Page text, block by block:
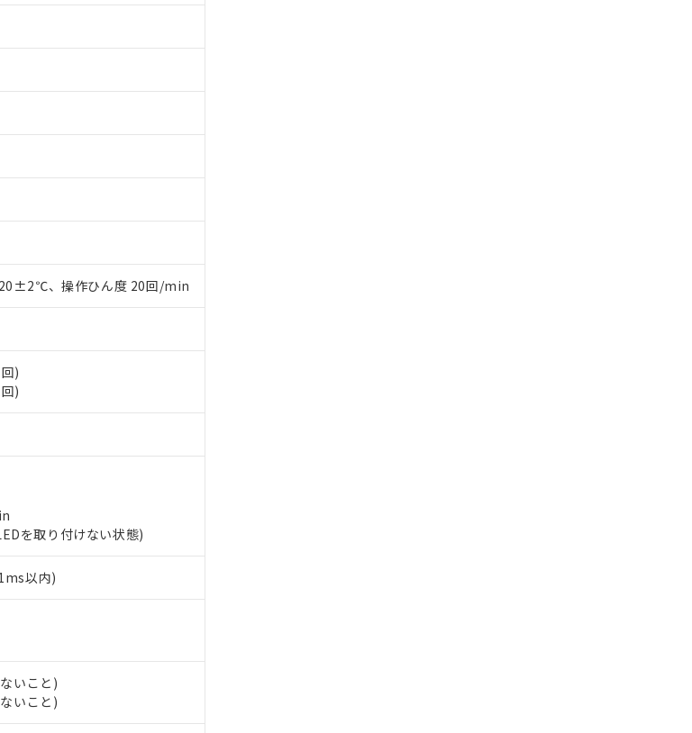
20±2℃、操作ひん度 20回/min
)
)
を取り付けない状態)
以内)
いこと)
いこと)
えご利用ください。
扱商品の当社在庫状況および標準価格(税抜)を提供させていただ
、本サービスの対象外となる商品もあることをご了承ください。
、記載している更新日時点での社内データに基づき作成されるも
の在庫および標準価格とは異なる場合があることをご了承くださ
客様のお取引先、またはお客様担当のオムロン制御機器販売店・
拠点は「販売ネットワーク
の事前の承諾なく第三者に漏洩または開示しないようお願いしま
ービス）をご利用いただくには、I-Webメンバーズにご登録され
ご登録された部品リストについて、当社および当社の共同利用者
お客様との取引・商談に必要な範囲で利用することをご了承くだ
報の共同利用に関して"
含有に対応した製品に切り替える予定のある商品です。
の非含有に非対応の商品で、対応品を出す予定はありません。
の非含有の対応状況を調査中または確認中の商品です。
害物質有無と関係のない商品です。
いたものが、含有品と判明した場合などやむを得ず変更すること
ドミウム(Cd) 100ppm以下、
(DIBP) 1000ppm以下
月が前後することがあります。
ことができます。
の基準値以下であることを示します。
の基準値を超えていることを示します。
い合わせください。
ミウム) : 100ppm、
ニル類) : 1000ppm、 PBDEs(ポリ臭化ジフェニルエーテル類) : 1000ppm、
ジイソブチル) : 1000ppm、 BBP(フタル酸ブチルベンジル) : 1000ppm、
準値以下であることを示します。
質が外部に漏えいし、環境に深刻な影響を及ぼさない年数を意
い合わせください。
国為替および外国貿易法に定める商品（以下｢規制貨物等」とい
場合は、日本国政府の輸出許可(または役務取引許可)を取得する
完全に破砕するなど、違法に輸出されないよう必要な手段を講じ
ル、化学兵器、生物兵器またはその他武器並びにこれらの製造装
る場合は、上記1、2および3の内容を当該第三者に通知します。
わる関係者が違法に輸出するおそれがある場合は、取り引きをい
る
ては、お客様のお取引先、またはお客様担当のオムロン制御
認ください)
情報を公開していない機種